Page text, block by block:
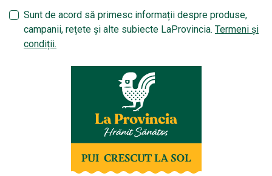
Sunt de acord să primesc informații despre produse,
campanii, rețete și alte subiecte LaProvincia. Termeni și
condiții.